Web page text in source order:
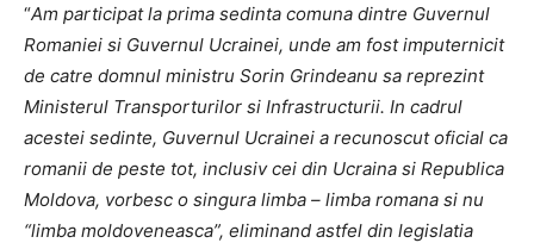
“Am participat la prima sedinta comuna dintre Guvernul
Romaniei si Guvernul Ucrainei, unde am fost imputernicit
de catre domnul ministru Sorin Grindeanu sa reprezint
Ministerul Transporturilor si Infrastructurii. In cadrul
acestei sedinte, Guvernul Ucrainei a recunoscut oficial ca
romanii de peste tot, inclusiv cei din Ucraina si Republica
Moldova, vorbesc o singura limba – limba romana si nu
“limba moldoveneasca”, eliminand astfel din legislatia